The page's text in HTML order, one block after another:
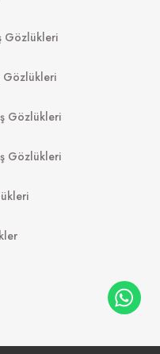
50
Gözlükleri
Gözlükleri
Gözlükleri
Gözlükleri